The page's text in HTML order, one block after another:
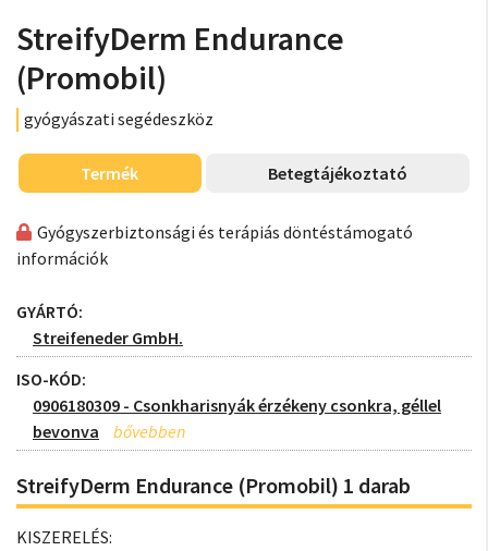
StreifyDerm Endurance
(Promobil)
gyógyászati segédeszköz
Termék Betegtájékoztató
Gyógyszerbiztonsági és terápiás döntéstámogató
információk
GYÁRTÓ:
Streifeneder GmbH.
ISO-KÓD:
0906180309 - Csonkharisnyák érzékeny csonkra, géllel
bevonva
StreifyDerm Endurance (Promobil) 1 darab
KISZERELÉS: